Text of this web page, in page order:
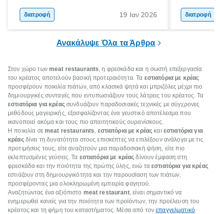
δημητριακά ολικής άλεσης, άφθονο νερό,
και ένας ημερήσιος περίπατος 20 λεπτών
διατροφή 19 Ιαν 2026
ακόμα
γιατί θα
διατροφή
Ανακάλυψε Όλα τα Άρθρα
Στον χώρο των meat restaurants, η φρεσκάδα και η σωστή επεξεργασία
του κρέατος αποτελούν βασική προτεραιότητα. Τα εστιατόρια με κρέας
προσφέρουν ποικιλία πιάτων, από κλασικά ψητά και μπριζόλες μέχρι πιο
δημιουργικές συνταγές που εντυπωσιάζουν τους λάτρεις του κρέατος. Τα
εστιατόρια για κρέαςσυνδυάζουν παραδοσιακές τεχνικές με σύγχρονες
μεθόδους μαγειρικής, εξασφαλίζοντας ένα γευστικό αποτέλεσμα που
ικανοποιεί ακόμα και τους πιο απαιτητικούς ουρανίσκους.
Η ποικιλία σε meat restaurants, εστιατόρια με κρέας και εστιατόρια για
κρέαςδίνει τη δυνατότητα στους επισκέπτες να επιλέξουν ανάλογα με τις
προτιμήσεις τους, είτε αναζητούν μια παραδοσιακή ψήση, είτε πιο
εκλεπτυσμένες γεύσεις. Τα εστιατόρια με κρέας δίνουν έμφαση στη
φρεσκάδα και την ποιότητα της πρώτης ύλης, ενώ ταεστιατόρια για κρέας
εστιάζουν στη δημιουργικότητα και την παρουσίαση των πιάτων,
προσφέροντας μια ολοκληρωμένη εμπειρία φαγητού.
Αναζητώντας ένα αξιόπιστο meat restaurant, είναι σημαντικό να
ενημερωθεί κανείς για την ποιότητα των προϊόντων, την προέλευση του
κρέατος και τη φήμη του καταστήματος. Μέσα από τονεπαγγελματικό